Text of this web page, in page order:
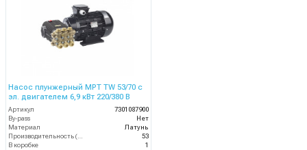
Насос плунжерный MPT TW 53/70 с
эл. двигателем 6,9 кВт 220/380 В
Артикул
7301087900
By-pass
Нет
Материал
Латунь
Производительность (л/мин)
53
В коробке
1